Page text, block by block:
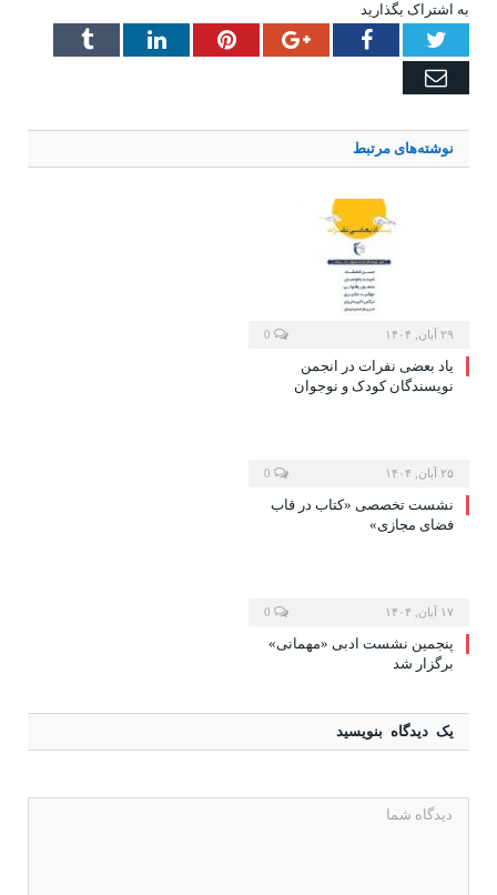
به اشتراک بگذارید
Twitter
Facebook
Google+
Pinterest
LinkedIn
Tumblr
Email
نوشته‌های مرتبط
۲۹ آبان, ۱۴۰۴
یاد بعضی نفرات در انجمن
نویسندگان کودک و نوجوان
۲۵ آبان, ۱۴۰۴
نشست تخصصی «کتاب در قاب
فضای مجازی»
۱۷ آبان, ۱۴۰۴
پنجمین نشست ادبی «مهمانی»
برگزار شد
یک دیدگاه بنویسید